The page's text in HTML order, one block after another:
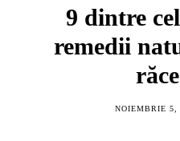
9 dintre
remedii
NOIEMBRIE 5,